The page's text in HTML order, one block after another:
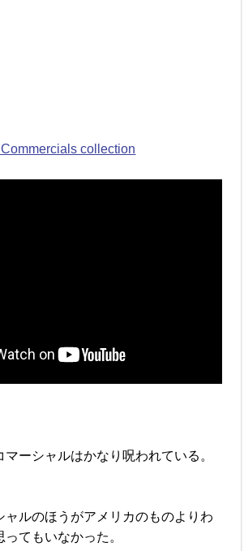
collection
マーシャルはかなり呪われている。
ャルのほうがアメリカのものよりわ
てもいなかった。